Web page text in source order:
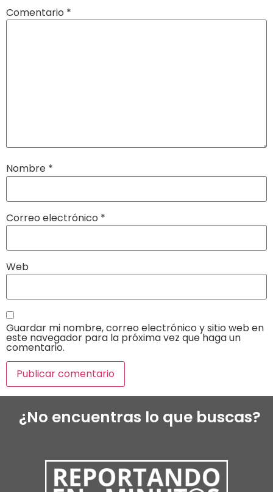
Comentario *
Nombre *
Correo electrónico *
Web
Guardar mi nombre, correo electrónico y sitio web en
este navegador para la próxima vez que haga un
comentario.
¿No encuentras lo que buscas?